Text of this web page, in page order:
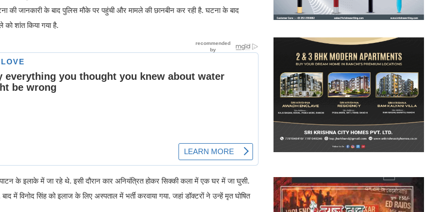
की जानकारी के बाद पुलिस मौके पर पहुंची और मामले की छानबीन कर रही है. घटना के बाद
को शांत किया गया है.
के इलाके में जा रहे थे. इसी दौरान कार अनियंत्रित होकर सिक्की कला में एक घर में जा घुसी.
विनोद सिंह को इलाज के लिए अस्पताल में भर्ती करवाया गया. जहां डॉक्टरों ने उन्हें मृत घोषित